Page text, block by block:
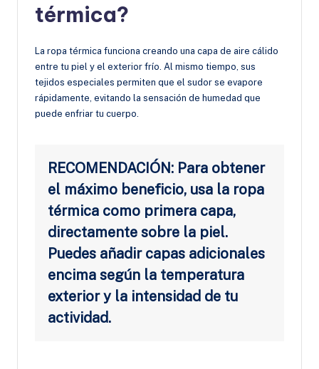
térmica?
La ropa térmica funciona creando una capa de aire cálido
entre tu piel y el exterior frío. Al mismo tiempo, sus
tejidos especiales permiten que el sudor se evapore
rápidamente, evitando la sensación de humedad que
puede enfriar tu cuerpo.
RECOMENDACIÓN: Para obtener
el máximo beneficio, usa la ropa
térmica como primera capa,
directamente sobre la piel.
Puedes añadir capas adicionales
encima según la temperatura
exterior y la intensidad de tu
actividad.